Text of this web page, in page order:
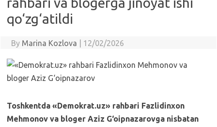
qo‘zg‘atildi
By Marina Kozlova 12/02/2026
Toshkentda «Demokrat.uz» rahbari Fazlidinxon
Mehmonov va bloger Aziz G‘oipnazarovga nisbatan